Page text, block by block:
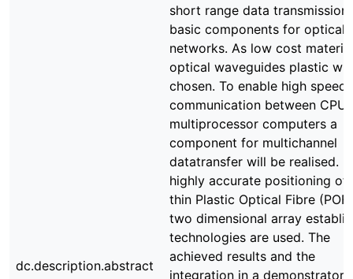
dc.description.abstract
short range data transmission
basic components for optical
networks. As low cost
optical waveguides plastic
chosen. To enable high speed
communication between
multiprocessor computers a
component for multichannel
datatransfer will be realised.
highly accurate positioning of
thin Plastic Optical Fibre
two dimensional array
technologies are used. The
achieved results and the
integration in a demonstrator